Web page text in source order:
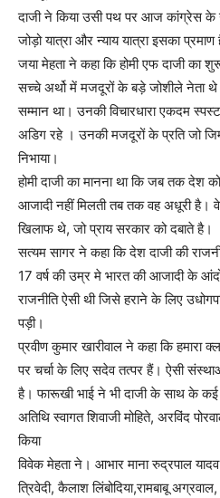
दाजी ने किया उसी पथ पर आज कांग्रेस के
जोड़ो यात्रा और न्याय यात्रा इसका प्रमाण
जया मेहता ने कहा कि होमी एफ दाजी का
सच्चे अर्थो में मजदूरों के बड़े जोशीले नेता
सम्मान था। उनकी विचारधारा एकदम
अडिग रहे । उनकी मजदूरों के प्रति जो
निभाया।
होमी दाजी का मानना था कि जब तक देश
आजादी नहीं मिलती तब तक वह अधूरी
खिलाफ थे, जो प्राय सरकार को दबाते है।
सत्यम सागर ने कहा कि देश दाजी की
17 वर्ष की उम्र मे भारत की आजादी के
राजनीति ऐसी थी जिसे हराने के लिए
पड़ी।
प्रवीण कुमार खारीवाल ने कहा कि हमारा
पर चर्चा के लिए सदेव तत्पर हैं। ऐसी
है। फारूखी भाई ने भी दाजी के साथ के
अतिथि स्वागत शिवाजी मोहिते, अरविंद
किया
विवेक मेहता ने। आभार माना रुद्रपाल
त्रिवेदी, कैलाश लिंबोदिया,रामबाबू